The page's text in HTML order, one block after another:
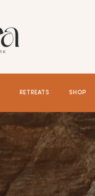
RETREATS SHOP